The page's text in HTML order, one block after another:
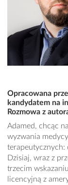
Opracowana
kandydatem na
Rozmowa z
Adamed, chcąc
wyzwania
terapeutycznych:
Dzisiaj, wraz z
trzecim
licencyjną z